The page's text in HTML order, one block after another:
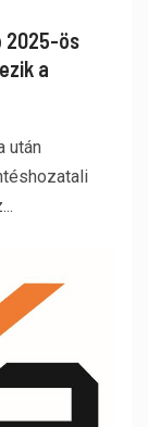
2025-ös
a
után